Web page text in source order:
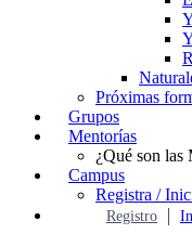
Próximas
Grupos
Mentorías
¿Qué son las
Campus
Registra /
Registro